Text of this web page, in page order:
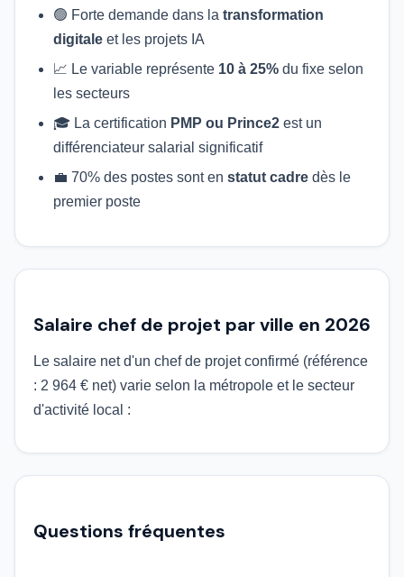
🟢 Forte demande dans la transformation
digitale et les projets IA
📈 Le variable représente 10 à 25% du fixe selon
les secteurs
🎓 La certification PMP ou Prince2 est un
différenciateur salarial significatif
💼 70% des postes sont en statut cadre dès le
premier poste
Salaire chef de projet par ville en 2026
Le salaire net d'un chef de projet confirmé (référence
: 2 964 € net) varie selon la métropole et le secteur
d'activité local :
Questions fréquentes